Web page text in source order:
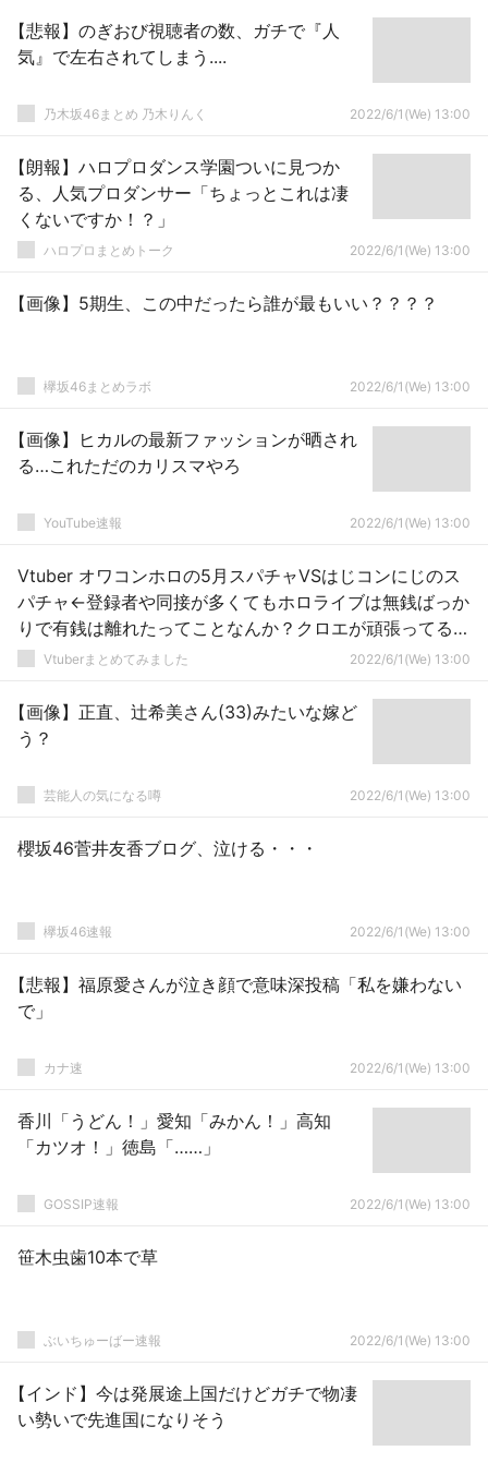
【悲報】のぎおび視聴者の数、ガチで『人
気』で左右されてしまう....
乃木坂46まとめ 乃木りんく 2022/6/1(We) 13:00
【朗報】ハロプロダンス学園ついに見つか
る、人気プロダンサー「ちょっとこれは凄
くないですか！？」
ハロプロまとめトーク 2022/6/1(We) 13:00
【画像】5期生、この中だったら誰が最もいい？？？？
欅坂46まとめラボ 2022/6/1(We) 13:00
【画像】ヒカルの最新ファッションが晒され
る…これただのカリスマやろ
YouTube速報 2022/6/1(We) 13:00
Vtuber オワコンホロの5月スパチャVSはじコンにじのス
パチャ←登録者や同接が多くてもホロライブは無銭ばっか
りで有銭は離れたってことなんか？クロエが頑張ってるが
他貧弱すぎるなｗｗｗ
Vtuberまとめてみました 2022/6/1(We) 13:00
【画像】正直、辻希美さん(33)みたいな嫁ど
う？
芸能人の気になる噂 2022/6/1(We) 13:00
櫻坂46菅井友香ブログ、泣ける・・・
欅坂46速報 2022/6/1(We) 13:00
【悲報】福原愛さんが泣き顔で意味深投稿「私を嫌わない
で」
カナ速 2022/6/1(We) 13:00
香川「うどん！」愛知「みかん！」高知
「カツオ！」徳島「……」
GOSSIP速報 2022/6/1(We) 13:00
笹木虫歯10本で草
ぶいちゅーばー速報 2022/6/1(We) 13:00
【インド】今は発展途上国だけどガチで物凄
い勢いで先進国になりそう